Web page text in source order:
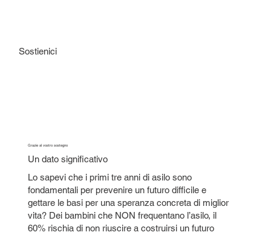
Sostienici
Grazie al vostro sostegno
Un dato significativo
Lo sapevi che i primi tre anni di asilo sono
fondamentali per prevenire un futuro difficile e
gettare le basi per una speranza concreta di miglior
vita? Dei bambini che NON frequentano l’asilo, il
60% rischia di non riuscire a costruirsi un futuro